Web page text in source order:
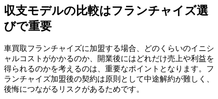
収支モデルの比較はフランチャイズ選
びで重要
車買取フランチャイズに加盟する場合、どのくらいのイニシ
ャルコストがかかるのか、開業後にはどれだけ売上や利益を
得られるのかを考えるのは、重要なポイントとなります。フ
ランチャイズ加盟後の契約は原則として中途解約が難しく、
後悔につながるリスクがあるためです。